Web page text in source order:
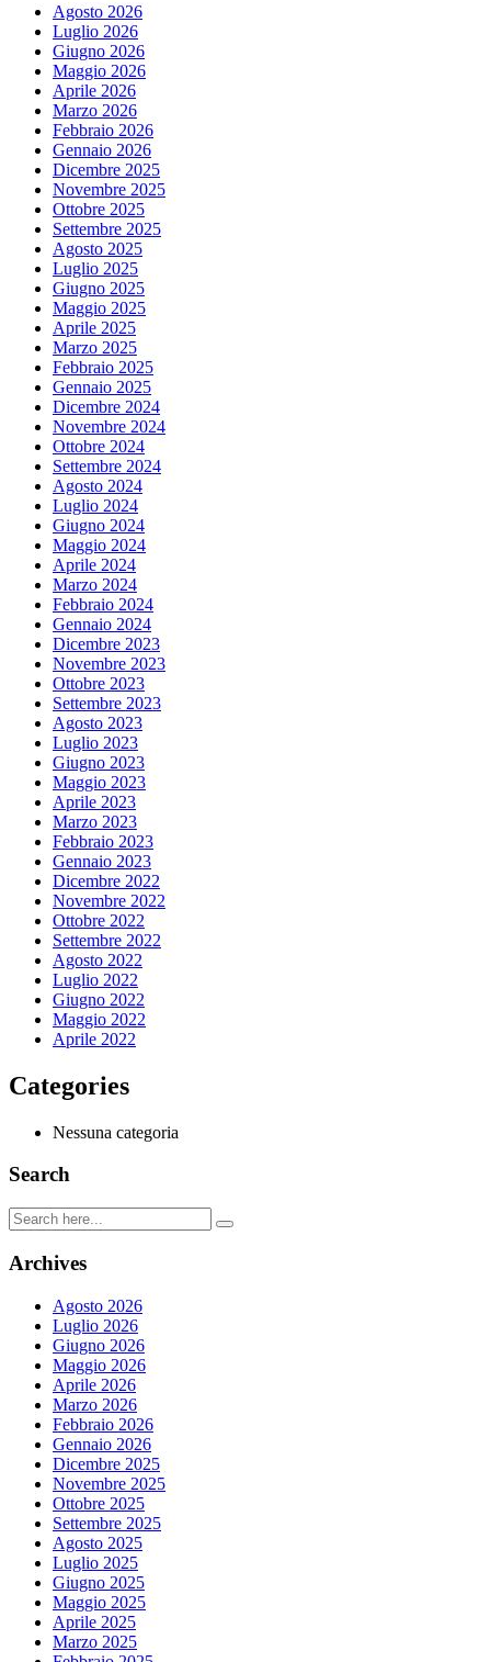
Agosto 2026
Luglio 2026
Giugno 2026
Maggio 2026
Aprile 2026
Marzo 2026
Febbraio 2026
Gennaio 2026
Dicembre 2025
Novembre 2025
Ottobre 2025
Settembre 2025
Agosto 2025
Luglio 2025
Giugno 2025
Maggio 2025
Aprile 2025
Marzo 2025
Febbraio 2025
Gennaio 2025
Dicembre 2024
Novembre 2024
Ottobre 2024
Settembre 2024
Agosto 2024
Luglio 2024
Giugno 2024
Maggio 2024
Aprile 2024
Marzo 2024
Febbraio 2024
Gennaio 2024
Dicembre 2023
Novembre 2023
Ottobre 2023
Settembre 2023
Agosto 2023
Luglio 2023
Giugno 2023
Maggio 2023
Aprile 2023
Marzo 2023
Febbraio 2023
Gennaio 2023
Dicembre 2022
Novembre 2022
Ottobre 2022
Settembre 2022
Agosto 2022
Luglio 2022
Giugno 2022
Maggio 2022
Aprile 2022
Categories
Nessuna categoria
Search
Archives
Agosto 2026
Luglio 2026
Giugno 2026
Maggio 2026
Aprile 2026
Marzo 2026
Febbraio 2026
Gennaio 2026
Dicembre 2025
Novembre 2025
Ottobre 2025
Settembre 2025
Agosto 2025
Luglio 2025
Giugno 2025
Maggio 2025
Aprile 2025
Marzo 2025